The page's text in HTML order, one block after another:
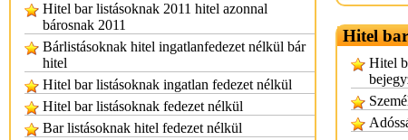
Hitel bar listásoknak 2011 hitel azonnal
bárosnak 2011
Bárlistásoknak hitel ingatlanfedezet nélkül bár
hitel
Hitel bar listásoknak ingatlan fedezet nélkül
Hitel bar listásoknak fedezet nélkül
Bar listásoknak hitel fedezet nélkül
Hitel
Hitel